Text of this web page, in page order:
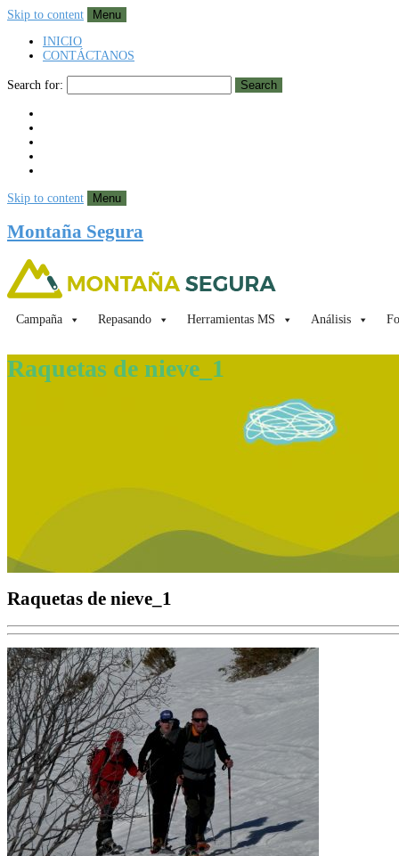
Skip to content
Menu
INICIO
CONTÁCTANOS
Search for: Search
Skip to content Menu
Montaña Segura
Campaña Repasando Herramientas MS Análisis
Raquetas de nieve_1
Raquetas de nieve_1